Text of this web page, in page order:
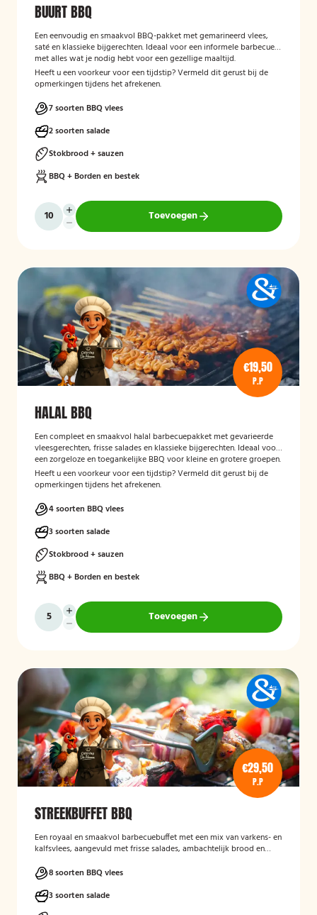
BUURT BBQ
Een eenvoudig en smaakvol BBQ-pakket met gemarineerd vlees,
saté en klassieke bijgerechten. Ideaal voor een informele barbecue
met alles wat je nodig hebt voor een gezellige maaltijd.
Heeft u een voorkeur voor een tijdstip? Vermeld dit gerust bij de
opmerkingen tijdens het afrekenen.
7 soorten BBQ vlees
2 soorten salade
Stokbrood + sauzen
BBQ + Borden en bestek
Toevoegen
€19,50
P.P
HALAL BBQ
Een compleet en smaakvol halal barbecuepakket met gevarieerde
vleesgerechten, frisse salades en klassieke bijgerechten. Ideaal voor
een zorgeloze en toegankelijke BBQ voor kleine en grotere groepen.
Heeft u een voorkeur voor een tijdstip? Vermeld dit gerust bij de
opmerkingen tijdens het afrekenen.
4 soorten BBQ vlees
3 soorten salade
Stokbrood + sauzen
BBQ + Borden en bestek
Toevoegen
€29,50
P.P
STREEKBUFFET BBQ
Een royaal en smaakvol barbecuebuffet met een mix van varkens- en
kalfsvlees, aangevuld met frisse salades, ambachtelijk brood en
streekgebonden smaken voor echte genieters.
8 soorten BBQ vlees
3 soorten salade